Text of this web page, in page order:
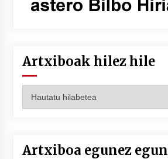
Artxiboak hilez hile
hilez
Artxiboa egunez egun